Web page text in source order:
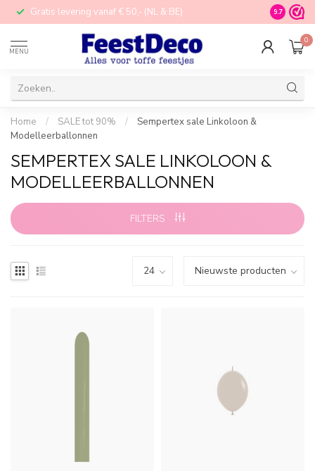
Gratis levering vanaf € 50,- (NL & BE) STORE in
9.7
MENU
0
Home / SALE tot 90% /
Sempertex sale Linkoloon &
Modelleerballonnen
SEMPERTEX SALE LINKOLOON &
MODELLEERBALLONNEN
FILTERS